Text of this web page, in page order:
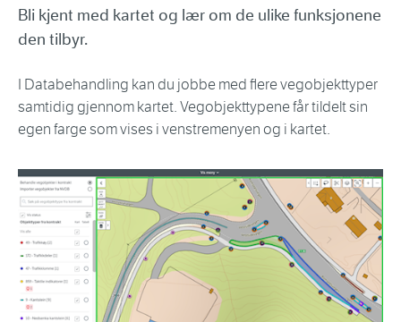
Bli kjent med kartet og lær om de ulike funksjonene
den tilbyr.
I Databehandling kan du jobbe med flere vegobjekttyper
samtidig gjennom kartet. Vegobjekttypene får tildelt sin
egen farge som vises i venstremenyen og i kartet.